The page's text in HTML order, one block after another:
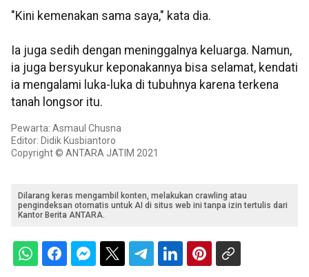
"Kini kemenakan sama saya," kata dia.
Ia juga sedih dengan meninggalnya keluarga. Namun,
ia juga bersyukur keponakannya bisa selamat, kendati
ia mengalami luka-luka di tubuhnya karena terkena
tanah longsor itu.
Pewarta: Asmaul Chusna
Editor: Didik Kusbiantoro
Copyright © ANTARA JATIM 2021
Dilarang keras mengambil konten, melakukan crawling atau
pengindeksan otomatis untuk AI di situs web ini tanpa izin tertulis dari
Kantor Berita ANTARA.